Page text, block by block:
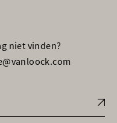
niet vinden?